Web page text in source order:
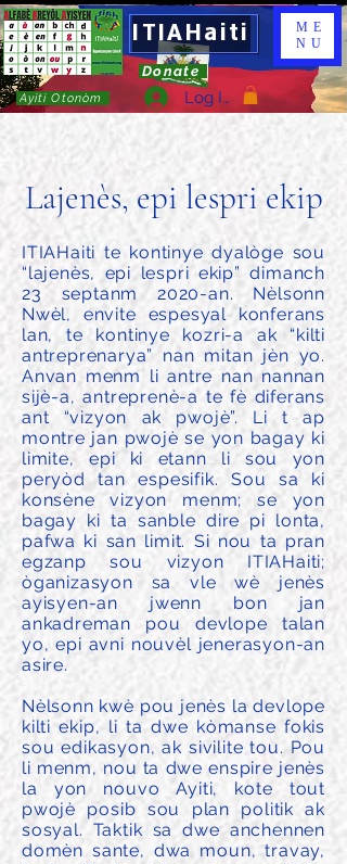
ITIAHaiti
Donate
Ayiti Otonòm Log In
ME
NU
Lajenès, epi lespri ekip
ITIAHaiti te kontinye dyalòge sou
“lajenès, epi lespri ekip” dimanch
23 septanm 2020-an. Nèlsonn
Nwèl, envite espesyal konferans
lan, te kontinye kozri-a ak “kilti
antreprenarya” nan mitan jèn yo.
Anvan menm li antre nan nannan
sijè-a, antreprenè-a te fè diferans
ant “vizyon ak pwojè”. Li t ap
montre jan pwojè se yon bagay ki
limite, epi ki etann li sou yon
peryòd tan espesifik. Sou sa ki
konsène vizyon menm; se yon
bagay ki ta sanble dire pi lonta,
pafwa ki san limit. Si nou ta pran
egzanp sou vizyon ITIAHaiti;
òganizasyon sa vle wè jenès
ayisyen-an jwenn bon jan
ankadreman pou devlope talan
yo, epi avni nouvèl jenerasyon-an
asire.
Nèlsonn kwè pou jenès la devlope
kilti ekip, li ta dwe kòmanse fokis
sou edikasyon, ak sivilite tou. Pou
li menm, nou ta dwe enspire jenès
la yon nouvo Ayiti, kote tout
pwojè posib sou plan politik ak
sosyal. Taktik sa dwe anchennen
domèn sante, dwa moun, travay,